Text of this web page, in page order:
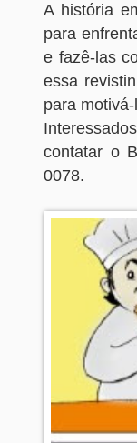
A história
para
e fazê-las
essa
para
contatar o
0078.